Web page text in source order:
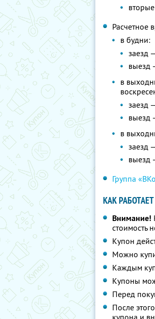
Расчетное
в будни:
заезд
выезд
в
заезд
выезд
в
заезд
выезд
Группа
КАК
Внимание!
стоимость
Купон
Можно
Каждым
Купоны
Перед
После
купона и